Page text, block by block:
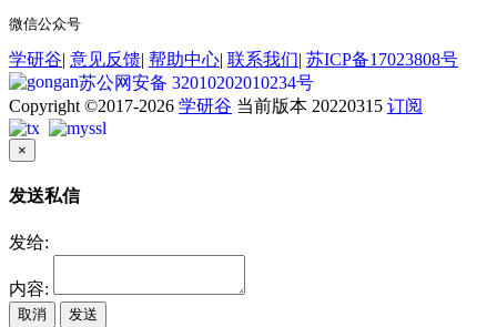
微信公众号
学研谷| 意见反馈| 帮助中心| 联系我们| 苏ICP备17023808号
苏公网安备 32010202010234号
Copyright ©2017-2026 学研谷 当前版本 20220315 订阅
×
发送私信
发给:
内容:
取消
发送